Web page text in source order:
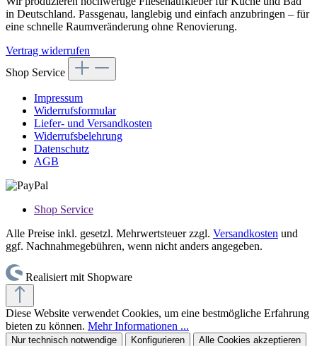
in Deutschland. Passgenau, langlebig und einfach anzubringen – für
eine schnelle Raumveränderung ohne Renovierung.
Vertrag widerrufen
Shop Service
Impressum
Widerrufsformular
Liefer- und Versandkosten
Widerrufsbelehrung
Datenschutz
AGB
Shop Service
Alle Preise inkl. gesetzl. Mehrwertsteuer zzgl. Versandkosten und
ggf. Nachnahmegebühren, wenn nicht anders angegeben.
Realisiert mit Shopware
Diese Website verwendet Cookies, um eine bestmögliche Erfahrung
bieten zu können. Mehr Informationen ...
Nur technisch notwendige Konfigurieren Alle Cookies akzeptieren